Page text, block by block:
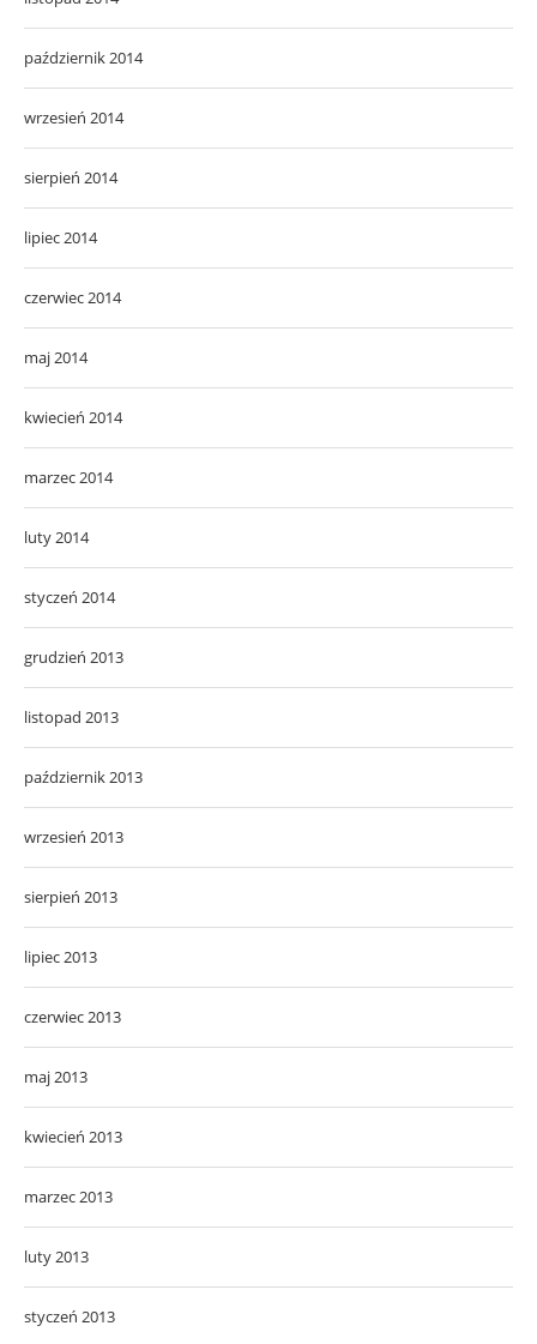
październik 2014
wrzesień 2014
sierpień 2014
lipiec 2014
czerwiec 2014
maj 2014
kwiecień 2014
marzec 2014
luty 2014
styczeń 2014
grudzień 2013
listopad 2013
październik 2013
wrzesień 2013
sierpień 2013
lipiec 2013
czerwiec 2013
maj 2013
kwiecień 2013
marzec 2013
luty 2013
styczeń 2013